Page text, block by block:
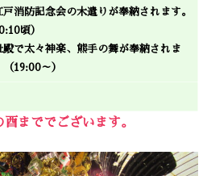
戸消防記念会の木遣りが奉納されます。
頃）
殿で太々神楽、熊手の舞が奉納されま
（19:00～）
まででございます。